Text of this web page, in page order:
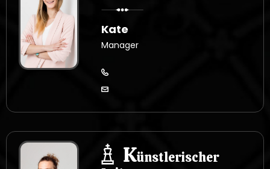
Kate
Manager
Künstlerischer